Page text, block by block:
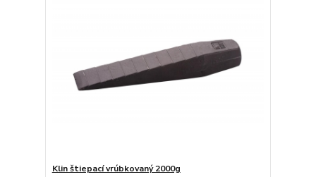
Klin štiepací vrúbkovaný 2000g